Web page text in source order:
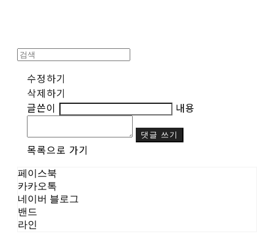
수정하기
삭제하기
글쓴이
내용
댓글 쓰기
목록으로 가기
페이스북
카카오톡
네이버 블로그
밴드
라인